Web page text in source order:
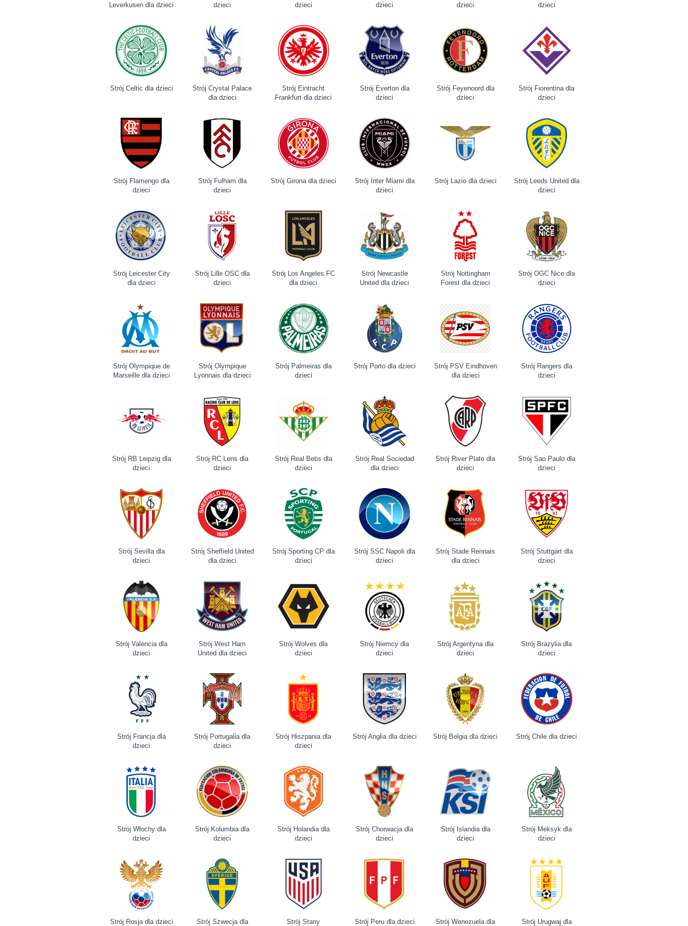
Leverkusen dla dzieci
dzieci
dzieci
dzieci
dzieci
dzieci
Strój Celtic dla dzieci
Strój Crystal Palace
dla dzieci
Strój Eintracht
Frankfurt dla dzieci
Strój Everton dla
dzieci
Strój Feyenoord dla
dzieci
Strój Fiorentina dla
dzieci
Strój Flamengo dla
dzieci
Strój Fulham dla
dzieci
Strój Girona dla dzieci
Strój Inter Miami dla
dzieci
Strój Lazio dla dzieci
Strój Leeds United dla
dzieci
Strój Leicester City
dla dzieci
Strój Lille OSC dla
dzieci
Strój Los Angeles FC
dla dzieci
Strój Newcastle
United dla dzieci
Strój Nottingham
Forest dla dzieci
Strój OGC Nice dla
dzieci
Strój Olympique de
Marseille dla dzieci
Strój Olympique
Lyonnais dla dzieci
Strój Palmeiras dla
dzieci
Strój Porto dla dzieci
Strój PSV Eindhoven
dla dzieci
Strój Rangers dla
dzieci
Strój RB Leipzig dla
dzieci
Strój RC Lens dla
dzieci
Strój Real Betis dla
dzieci
Strój Real Sociedad
dla dzieci
Strój River Plate dla
dzieci
Strój Sao Paulo dla
dzieci
Strój Sevilla dla
dzieci
Strój Sheffield United
dla dzieci
Strój Sporting CP dla
dzieci
Strój SSC Napoli dla
dzieci
Strój Stade Rennais
dla dzieci
Strój Stuttgart dla
dzieci
Strój Valencia dla
dzieci
Strój West Ham
United dla dzieci
Strój Wolves dla
dzieci
Strój Niemcy dla
dzieci
Strój Argentyna dla
dzieci
Strój Brazylia dla
dzieci
Strój Francja dla
dzieci
Strój Portugalia dla
dzieci
Strój Hiszpania dla
dzieci
Strój Anglia dla dzieci Strój Belgia dla dzieci Strój Chile dla dzieci
Strój Włochy dla
dzieci
Strój Kolumbia dla
dzieci
Strój Holandia dla
dzieci
Strój Chorwacja dla
dzieci
Strój Islandia dla
dzieci
Strój Meksyk dla
dzieci
Strój Rosja dla dzieci Strój Szwecja dla Strój Stany Strój Peru dla dzieci Strój Wenezuela dla Strój Urugwaj dla